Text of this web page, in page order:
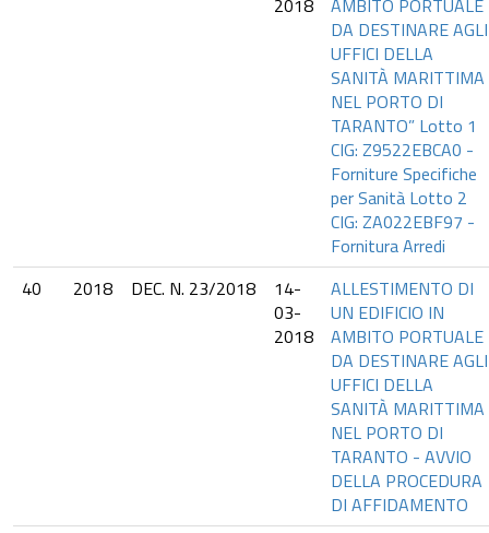
2018
AMBITO PORTUALE
DA DESTINARE AGLI
UFFICI DELLA
SANITÀ MARITTIMA
NEL PORTO DI
TARANTO” Lotto 1
CIG: Z9522EBCA0 -
Forniture Specifiche
per Sanità Lotto 2
CIG: ZA022EBF97 -
Fornitura Arredi
40
2018 DEC. N. 23/2018
14-
03-
2018
ALLESTIMENTO DI
UN EDIFICIO IN
AMBITO PORTUALE
DA DESTINARE AGLI
UFFICI DELLA
SANITÀ MARITTIMA
NEL PORTO DI
TARANTO - AVVIO
DELLA PROCEDURA
DI AFFIDAMENTO